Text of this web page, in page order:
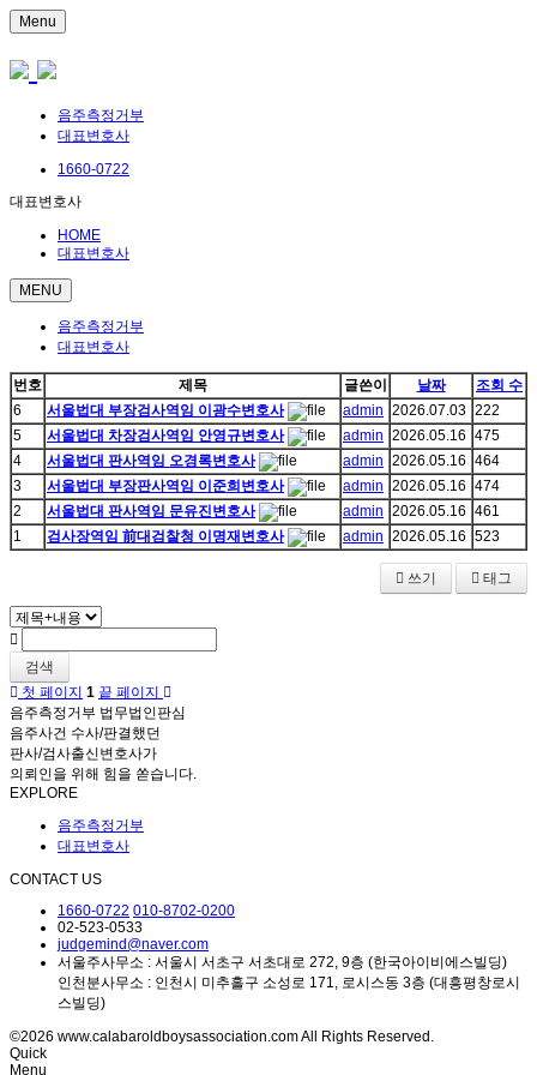
Menu
음주측정거부
대표변호사
1660-0722
대표변호사
HOME
대표변호사
MENU
음주측정거부
대표변호사
번호 제목 글쓴이 날짜
조회 수
6
서울법대 부장검사역임 이광수변호사 admin 2026.07.03 222
5
서울법대 차장검사역임 안영규변호사 admin 2026.05.16 475
4
서울법대 판사역임 오경록변호사 admin 2026.05.16 464
3
서울법대 부장판사역임 이준희변호사 admin 2026.05.16 474
2
서울법대 판사역임 문유진변호사 admin 2026.05.16 461
1
검사장역임 前대검찰청 이명재변호사 admin 2026.05.16 523
쓰기 태그
검색
첫 페이지 1 끝 페이지
음주측정거부 법무법인판심
음주사건 수사/판결했던
판사/검사출신변호사가
의뢰인을 위해 힘을 쏟습니다.
EXPLORE
음주측정거부
대표변호사
CONTACT US
1660-0722 010-8702-0200
02-523-0533
judgemind@naver.com
서울주사무소 : 서울시 서초구 서초대로 272, 9층 (한국아이비에스빌딩)
인천분사무소 : 인천시 미추홀구 소성로 171, 로시스동 3층 (대흥평창로시
스빌딩)
©2026 www.calabaroldboysassociation.com All Rights Reserved.
Quick
Menu